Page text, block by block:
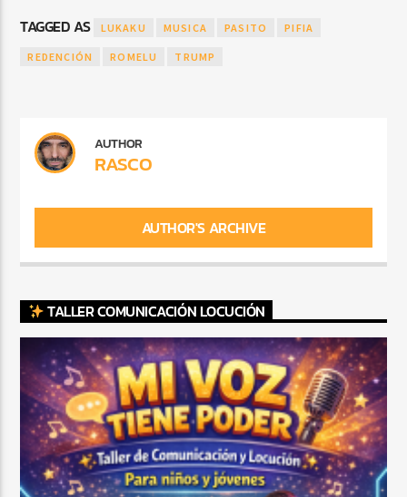
TAGGED AS LUKAKU MUSICA PASITO PIFIA
REDENCIÓN ROMELU TRUMP
AUTHOR
RASCO
AUTHOR'S ARCHIVE
TALLER COMUNICACIÓN LOCUCIÓN